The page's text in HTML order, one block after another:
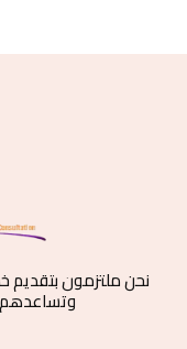
نحن ملتزمون بتقديم